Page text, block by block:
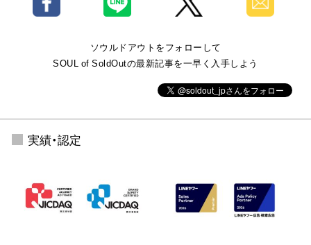
ソウルドアウトをフォローして
SOUL of SoldOutの最新記事を一早く入手しよう
実績・認定